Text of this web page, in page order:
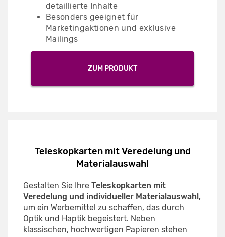
detaillierte Inhalte
Besonders geeignet für
Marketingaktionen und exklusive
Mailings
ZUM PRODUKT
Teleskopkarten mit Veredelung und
Materialauswahl
Gestalten Sie Ihre Teleskopkarten mit
Veredelung und individueller Materialauswahl,
um ein Werbemittel zu schaffen, das durch
Optik und Haptik begeistert. Neben
klassischen, hochwertigen Papieren stehen